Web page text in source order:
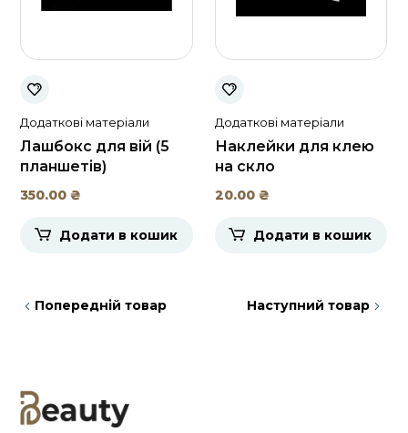
Додаткові матеріали
Лашбокс для вій (5
планшетів)
350.00₴
Додати в кошик
Додаткові матеріали
Наклейки для клею
на скло
20.00 ₴
Додати в кошик
Попередній товар Наступний товар